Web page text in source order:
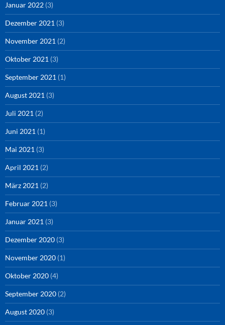
Januar 2022 (3)
Dezember 2021 (3)
November 2021 (2)
Oktober 2021 (3)
September 2021 (1)
August 2021 (3)
Juli 2021 (2)
Juni 2021 (1)
Mai 2021 (3)
April 2021 (2)
März 2021 (2)
Februar 2021 (3)
Januar 2021 (3)
Dezember 2020 (3)
November 2020 (1)
Oktober 2020 (4)
September 2020 (2)
August 2020 (3)